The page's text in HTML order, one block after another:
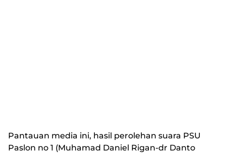
Pantauan media ini, hasil perolehan suara PSU
Paslon no 1 (Muhamad Daniel Rigan-dr Danto